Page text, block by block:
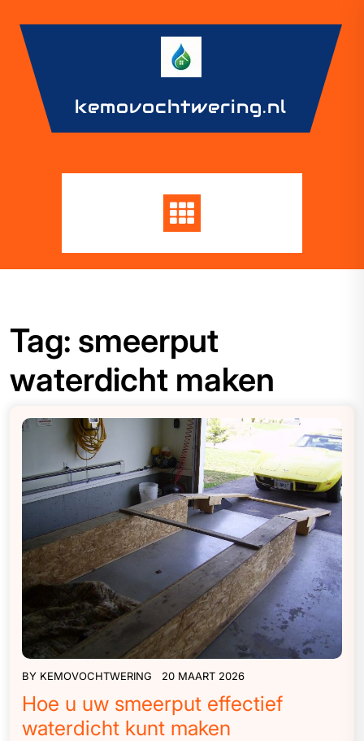
content
kemovochtwering.nl
Tag: smeerput
waterdicht maken
BY KEMOVOCHTWERING 20 MAART 2026
Hoe u uw smeerput effectief
waterdicht kunt maken